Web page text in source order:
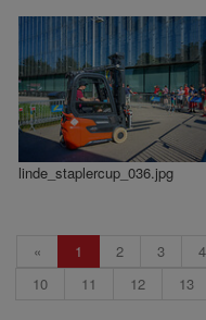
linde_staplercup_036.jpg
« 1 2 3 4
10
11 12 13